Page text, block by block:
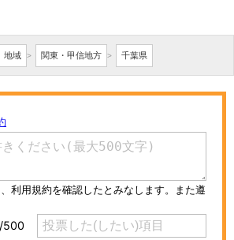
地域 > 関東・甲信地方 > 千葉県